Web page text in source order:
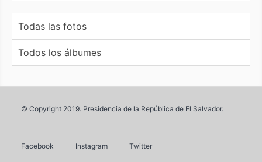
Todas las fotos
Todos los álbumes
© Copyright 2019. Presidencia de la República de El Salvador.
Facebook Instagram Twitter